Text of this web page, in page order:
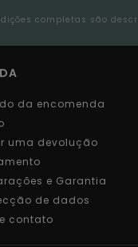
completas são
da encomenda
uma devolução
e Garantia
de dados
e contato